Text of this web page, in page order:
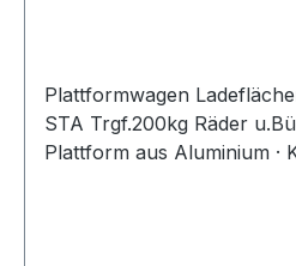
Plattformwagen
STA Trgf.200kg Räder
Plattform aus Aluminium ·